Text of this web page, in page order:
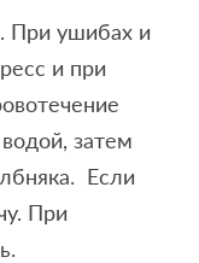
При ушибах и
и при
затем
Если
При